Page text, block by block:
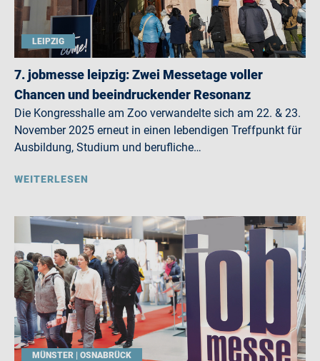
LEIPZIG
7. jobmesse leipzig: Zwei Messetage voller
Chancen und beeindruckender Resonanz
Die Kongresshalle am Zoo verwandelte sich am 22. & 23.
November 2025 erneut in einen lebendigen Treffpunkt für
Ausbildung, Studium und berufliche…
WEITERLESEN
MÜNSTER | OSNABRÜCK